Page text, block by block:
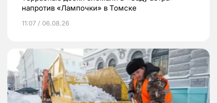
напротив «Лампочки» в Томске
11:07 / 06.08.26